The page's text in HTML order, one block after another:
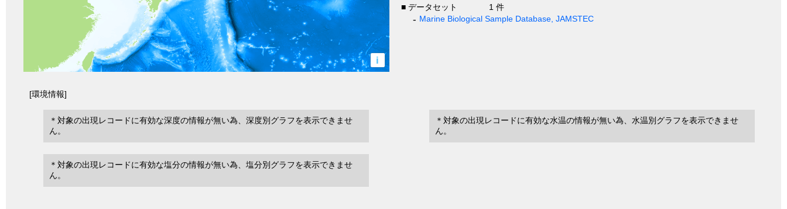
i
■ データセット
1 件
Marine Biological Sample Database, JAMSTEC
[環境情報]
＊対象の出現レコードに有効な深度の情報が無い為、深度別グラフを表示できませ
ん。
＊対象の出現レコードに有効な水温の情報が無い為、水温別グラフを表示できませ
ん。
＊対象の出現レコードに有効な塩分の情報が無い為、塩分別グラフを表示できませ
ん。